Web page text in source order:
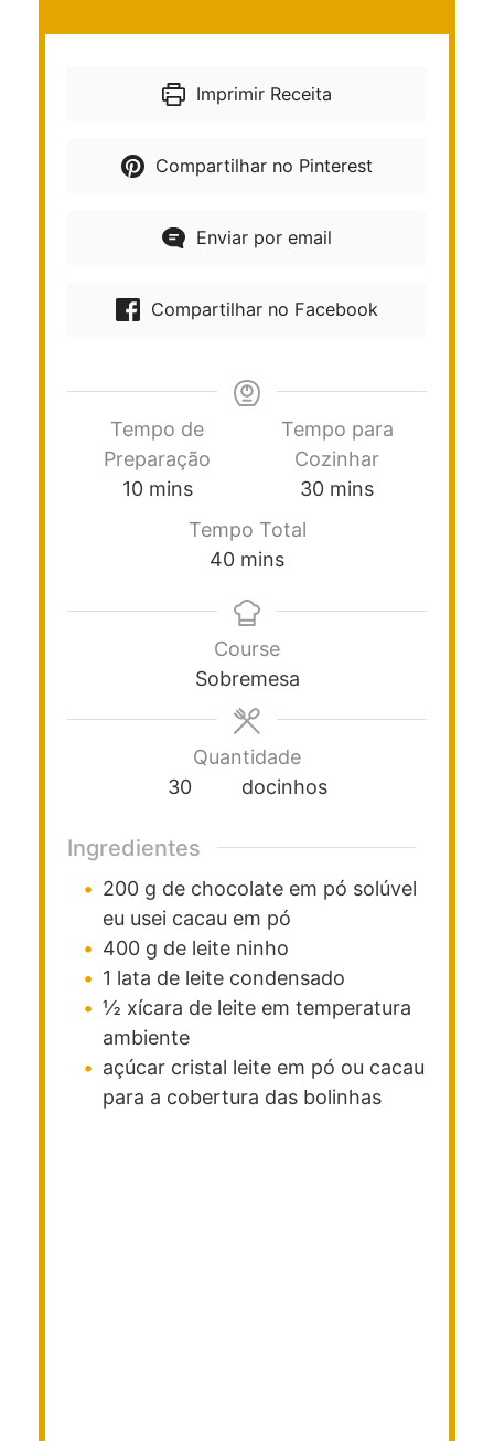
Imprimir Receita
Compartilhar no Pinterest
Enviar por email
Compartilhar no Facebook
Tempo de
Preparação
10 mins
Tempo para
Cozinhar
30 mins
Tempo Total
40 mins
Course
Sobremesa
Quantidade
30
docinhos
Ingredientes
200 g de chocolate em pó solúvel
eu usei cacau em pó
400 g de leite ninho
1 lata de leite condensado
½ xícara de leite em temperatura
ambiente
açúcar cristal leite em pó ou cacau
para a cobertura das bolinhas